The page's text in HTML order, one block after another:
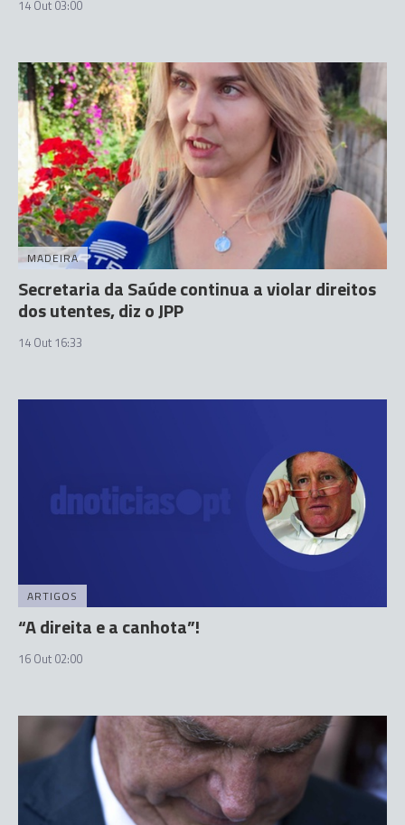
14 Out 03:00
MADEIRA
Secretaria da Saúde continua a violar direitos
dos utentes, diz o JPP
14 Out 16:33
ARTIGOS
“A direita e a canhota”!
16 Out 02:00